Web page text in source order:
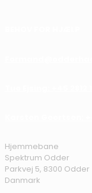
Hjemmebane
Spektrum Odder
Parkvej 5, 8300 Odder
Danmark